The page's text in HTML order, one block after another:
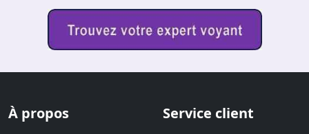
À propos Service client